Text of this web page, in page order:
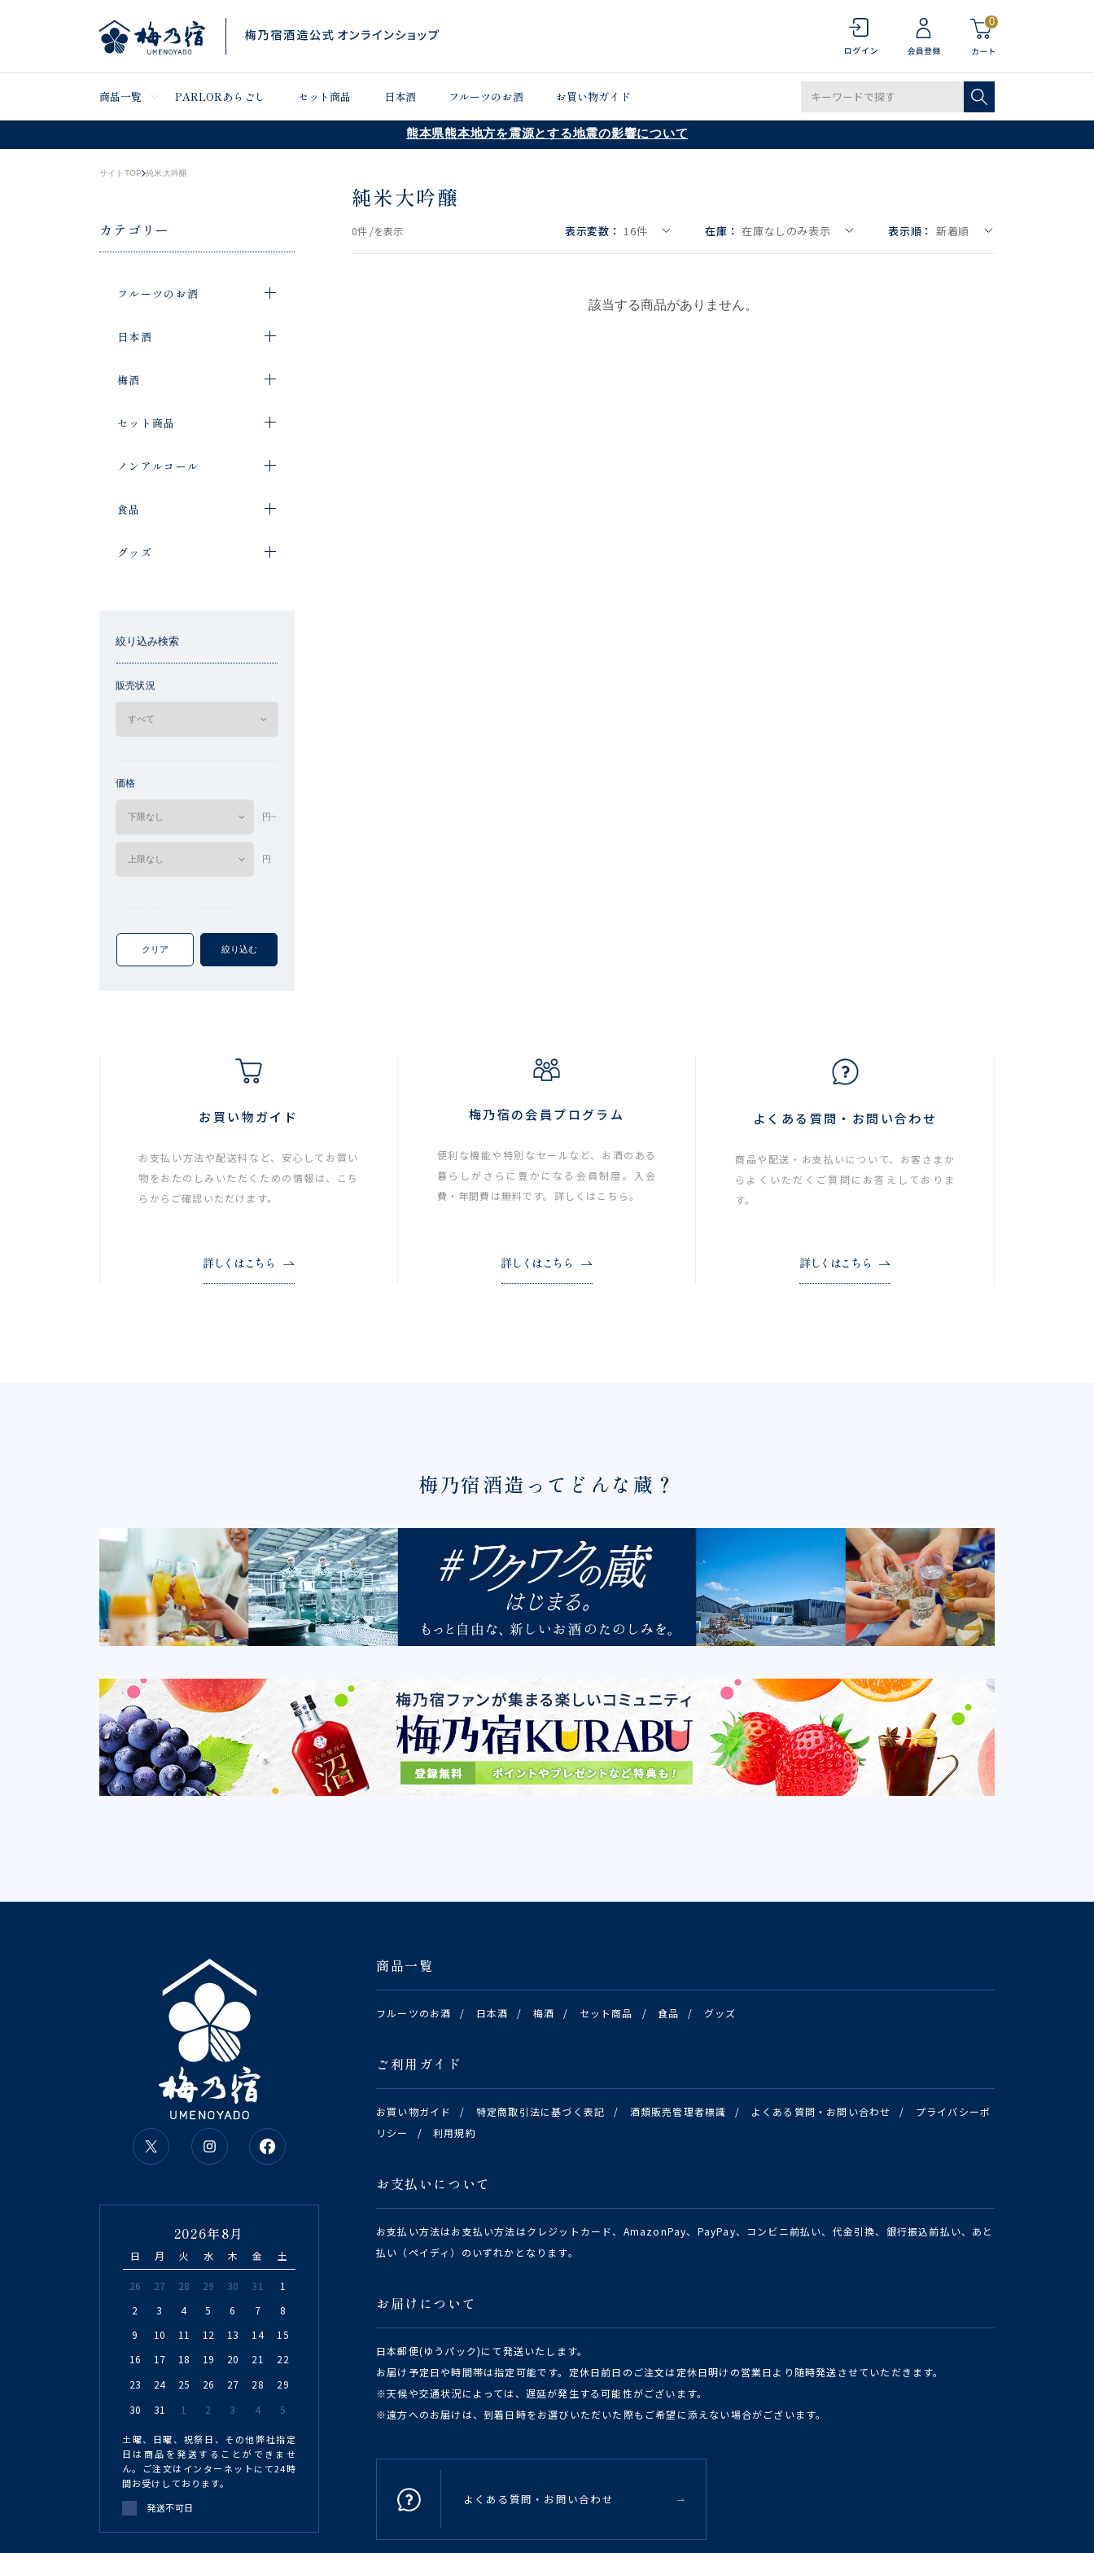
0
商品一覧 PARLORあらごし セット商品 日本酒 フルーツのお酒 お買い物ガイド
熊本県熊本地方を震源とする地震の影響について
サイトTOP 純米大吟醸
カテゴリー
フルーツのお酒
日本酒
梅酒
セット商品
ノンアルコール
食品
グッズ
絞り込み検索
販売状況
価格
円~
円
クリア 絞り込む
純米大吟醸
0件 /を表示 表示変数： 16件 在庫： 在庫なしのみ表示 表示順： 新着順
該当する商品がありません。
お買い物ガイド
お支払い方法や配送料など、安心してお買い
物をおたのしみいただくための情報は、こち
らからご確認いただけます。
詳しくはこちら
梅乃宿の会員プログラム
便利な機能や特別なセールなど、お酒のある
暮らしがさらに豊かになる会員制度。入会
費・年間費は無料です。詳しくはこちら。
詳しくはこちら
よくある質問・お問い合わせ
商品や配送・お支払いについて、お客さまか
らよくいただくご質問にお答えしておりま
す。
詳しくはこちら
梅乃宿酒造ってどんな蔵？
商品一覧
フルーツのお酒 / 日本酒 / 梅酒 / セット商品 / 食品 / グッズ
ご利用ガイド
お買い物ガイド / 特定商取引法に基づく表記 / 酒類販売管理者標識 / よくある質問・お問い合わせ /
プライバシーポ
リシー
/ 利用規約
お支払いについて
お支払い方法はお支払い方法はクレジットカード、AmazonPay、PayPay、コンビニ前払い、代金引換、銀行振込前払い、あと
払い（ペイディ）のいずれかとなります。
お届けについて
日本郵便(ゆうパック)にて発送いたします。
お届け予定日や時間帯は指定可能です。定休日前日のご注文は定休日明けの営業日より随時発送させていただきます。
※天候や交通状況によっては、遅延が発生する可能性がございます。
※遠方へのお届けは、到着日時をお選びいただいた際もご希望に添えない場合がございます。
よくある質問・お問い合わせ
2026年8月
日 月 火 水 木 金 土
26 27 28 29 30 31
1
2
3 4 5 6 7
8
9
10 11 12 13 14
15
16
17 18 19 20 21
22
23
24 25 26 27 28
29
30
31 1 2 3 4 5
土曜、日曜、祝祭日、その他弊社指定
日は商品を発送することができませ
ん。ご注文はインターネットにて24時
間お受けしております。
発送不可日